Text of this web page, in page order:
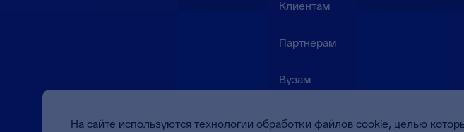
Клиентам
Партнерам
Вузам
На сайте используются технологии обработки файлов cookie, целью